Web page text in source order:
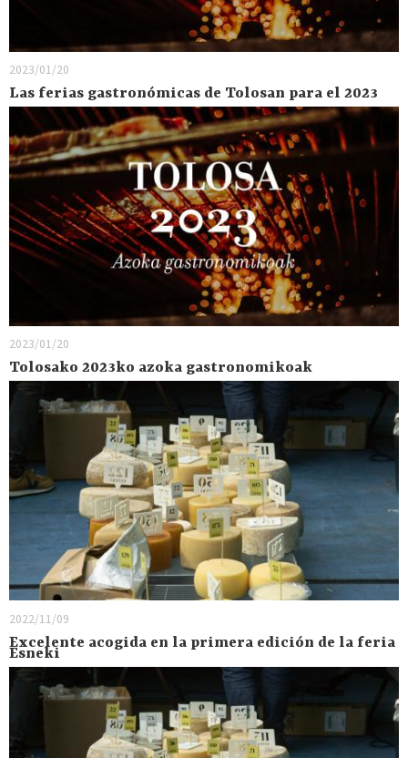
2023/01/20
Las ferias gastronómicas de Tolosan para el 2023
2023/01/20
Tolosako 2023ko azoka gastronomikoak
2022/11/09
Excelente acogida en la primera edición de la feria
Esneki